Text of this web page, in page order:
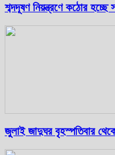
শব্দদূষণ নিয়ন্ত্রণে কঠোর হচ্ছে
জুলাই জাদুঘর বৃহস্পতিবার